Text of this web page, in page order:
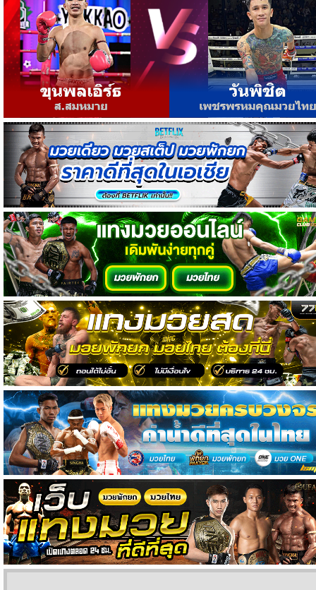
คอ
ลัม
นิ
สต์
วิเคราะห์
วิเคราะห์
NFL
วิเคราะห์
NBA
ทีเด็ด
บอล
แกล
ล
อรี่
สาว
งาม
ผล
บอล
สด
Copyright
©
24
AUG
2017
2026